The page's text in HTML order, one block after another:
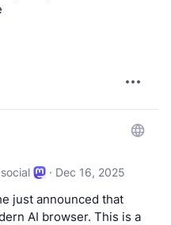
· Dec 16, 2025
just announced that
AI browser. This is a